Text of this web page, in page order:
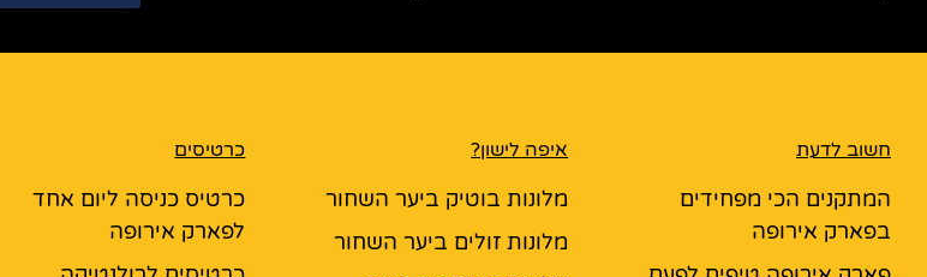
חשוב לדעת
המתקנים הכי מפחידים
בפארק אירופה
איפה לישון?
מלונות בוטיק ביער השחור
מלונות זולים ביער השחור
כרטיסים
כרטיס כניסה ליום אחד
לפארק אירופה